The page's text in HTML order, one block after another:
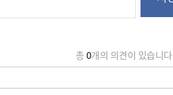
총0개의 의견이 있습니다